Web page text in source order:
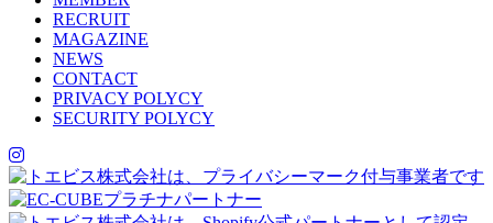
RECRUIT
MAGAZINE
NEWS
CONTACT
PRIVACY POLYCY
SECURITY POLYCY